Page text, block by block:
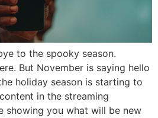
to the spooky season.
But November is saying hello
holiday season is starting to
in the streaming
showing you what will be new